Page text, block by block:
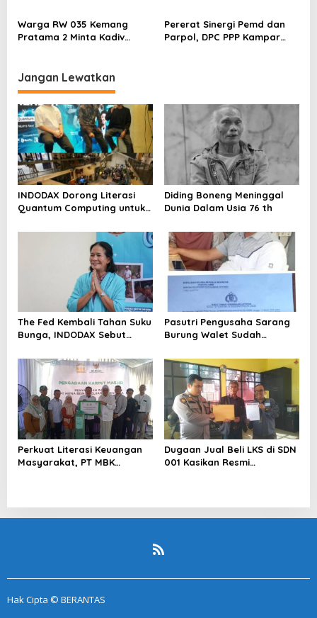
Karpet Masjid di Pakuhaji
Kampar, Pemred – Pimum
Metroterkini.id Desak Usut
Kasus Ini
Warga RW 035 Kemang
Pratama 2 Minta Kadiv
Metro Bekasi Kota
Pererat Sinergi Pemd dan
Parpol, DPC PPP Kampar
Jangan Lewatkan
INDODAX Dorong Literasi
Quantum Computing untuk
Blockchain
Diding Boneng Meninggal
Dunia Dalam Usia 76 th
The Fed Kembali Tahan Suku
Bunga, INDODAX Sebut
Sentimen Pasar
Pasutri Pengusaha Sarang
Burung Walet Sudah
Pelapor Desak Polda Jambi
Segera Lakukan Penahanan
Perkuat Literasi Keuangan
Masyarakat, PT MBK
Dugaan Jual Beli LKS di SDN
001 Kasikan Resmi
Hak Cipta © BERANTAS